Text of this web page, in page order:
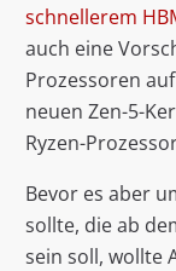
schnellerem
auch eine
Prozessoren
neuen Zen-5-
Ryzen-
Bevor es aber
sollte, die ab
sein soll, wollte